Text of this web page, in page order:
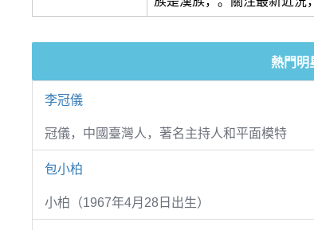
熱門明
李冠儀
冠儀，中國臺灣人，著名主持人和平面模特
包小柏
小柏（1967年4月28日出生）